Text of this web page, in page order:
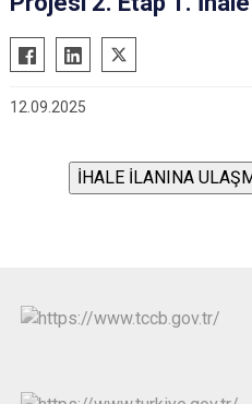
Çelikhan
Gerger
12.09.2025